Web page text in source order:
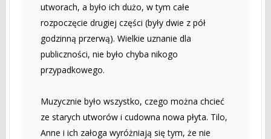
utworach, a było ich dużo, w tym całe
rozpoczęcie drugiej części (były dwie z pół
godzinną przerwą). Wielkie uznanie dla
publiczności, nie było chyba nikogo
przypadkowego.
Muzycznie było wszystko, czego można chcieć
ze starych utworów i cudowna nowa płyta. Tilo,
Anne i ich załoga wyróżniają się tym, że nie